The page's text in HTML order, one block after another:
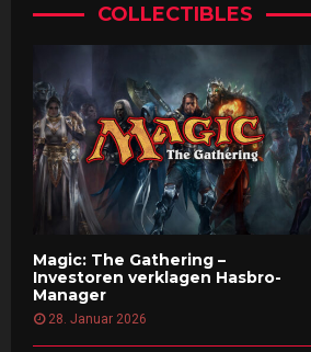
COLLECTIBLES
Magic: The Gathering –
Investoren verklagen Hasbro-
Manager
28. Januar 2026